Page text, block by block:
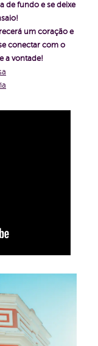
de fundo e se deixe
um coração e
conectar com o
a vontade!